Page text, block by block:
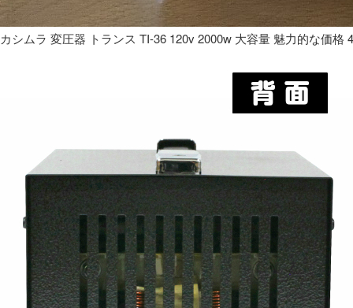
カシムラ 変圧器 トランス TI-36 120v 2000w 大容量 魅力的な価格